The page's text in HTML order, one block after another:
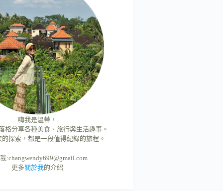
嗨我是溫蒂，
格分享各種美食、旅行與生活趣事。
探索，都是一段值得紀錄的旅程。
:changwendy699@gmail.com
更多關於我的介紹